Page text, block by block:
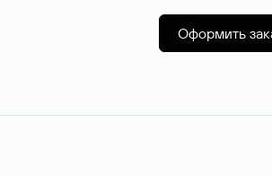
Оформить